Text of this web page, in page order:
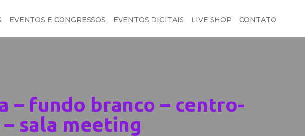
EVENTOS E CONGRESSOS EVENTOS DIGITAIS LIVE SHOP CONTATO
– fundo branco – centro-
sala meeting